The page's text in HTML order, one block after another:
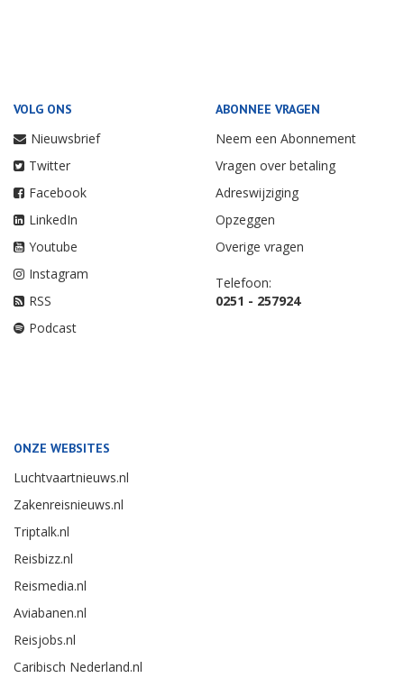
VOLG ONS
Nieuwsbrief
Twitter
Facebook
LinkedIn
Youtube
Instagram
RSS
Podcast
ABONNEE VRAGEN
Neem een Abonnement
Vragen over betaling
Adreswijziging
Opzeggen
Overige vragen
Telefoon:
0251 - 257924
ONZE WEBSITES
Luchtvaartnieuws.nl
Zakenreisnieuws.nl
Triptalk.nl
Reisbizz.nl
Reismedia.nl
Aviabanen.nl
Reisjobs.nl
Caribisch Nederland.nl